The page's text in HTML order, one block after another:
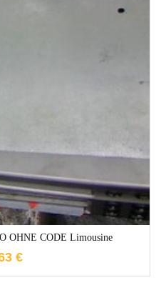
OHNE CODE Limousine
€